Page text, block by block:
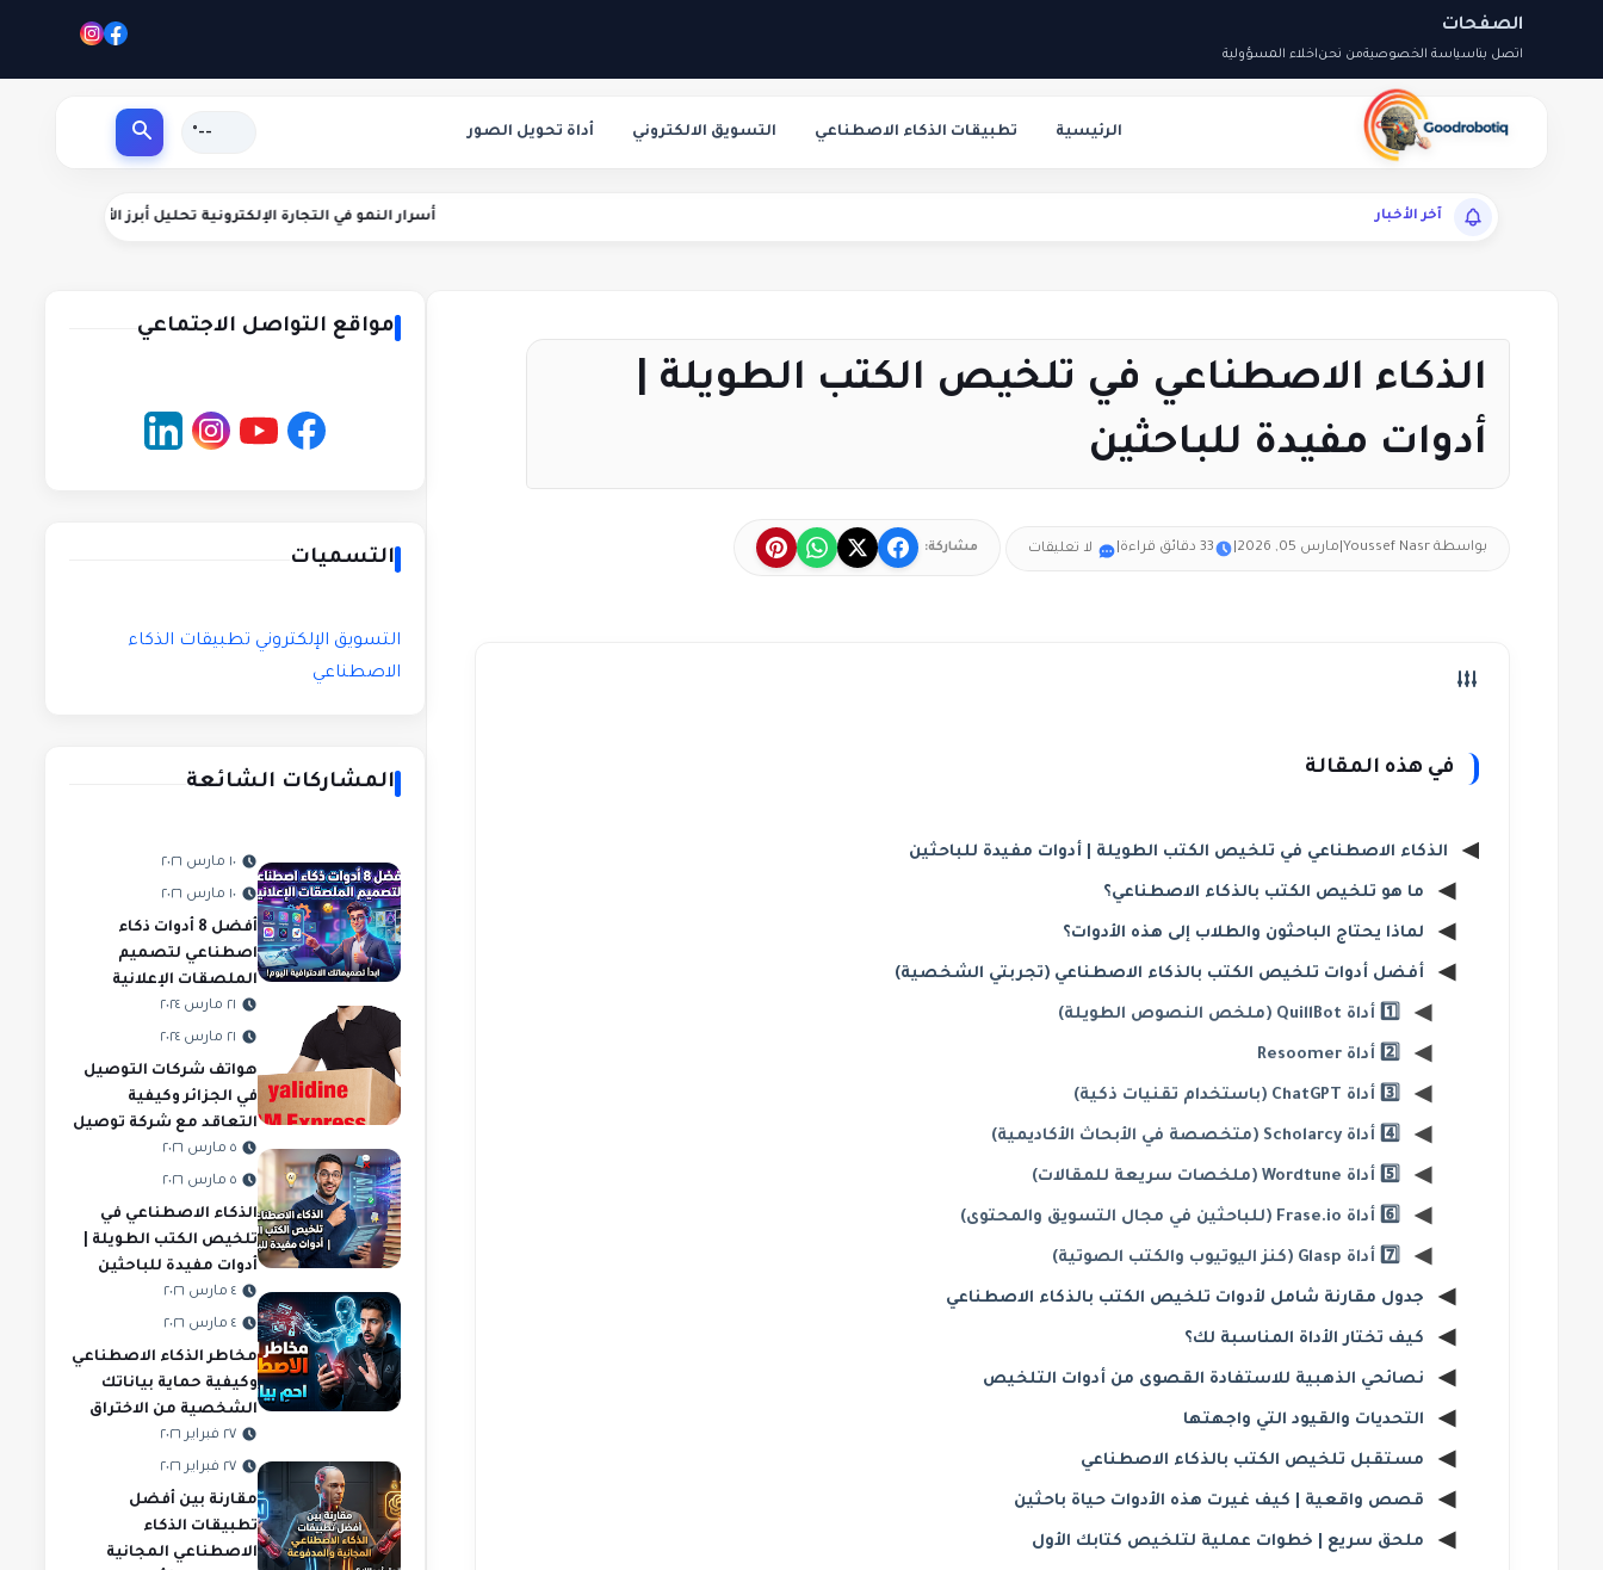
الصفحات
اتصل بناسياسة الخصوصيةمن نحناخلاء المسؤولية
الرئيسية تطبيقات الذكاء الاصطناعي التسويق الالكتروني أداة تحويل الصور --°
آخر الأخبار أسرار النمو في التجارة الإلكترونية تحليل أبرز الأسئلة دليلك الشامل
الذكاء الاصطناعي في تلخيص الكتب الطويلة |
أدوات مفيدة للباحثين
بواسطة Youssef Nasr مارس 05, 2026 33 دقائق قراءة لا تعليقات مشاركة:
في هذه المقالة
الذكاء الاصطناعي في تلخيص الكتب الطويلة | أدوات مفيدة للباحثين
ما هو تلخيص الكتب بالذكاء الاصطناعي؟
لماذا يحتاج الباحثون والطلاب إلى هذه الأدوات؟
أفضل أدوات تلخيص الكتب بالذكاء الاصطناعي (تجربتي الشخصية)
1️⃣ أداة QuillBot (ملخص النصوص الطويلة)
2️⃣ أداة Resoomer
3️⃣ أداة ChatGPT (باستخدام تقنيات ذكية)
4️⃣ أداة Scholarcy (متخصصة في الأبحاث الأكاديمية)
5️⃣ أداة Wordtune (ملخصات سريعة للمقالات)
6️⃣ أداة Frase.io (للباحثين في مجال التسويق والمحتوى)
7️⃣ أداة Glasp (كنز اليوتيوب والكتب الصوتية)
جدول مقارنة شامل لأدوات تلخيص الكتب بالذكاء الاصطناعي
كيف تختار الأداة المناسبة لك؟
نصائحي الذهبية للاستفادة القصوى من أدوات التلخيص
التحديات والقيود التي واجهتها
مستقبل تلخيص الكتب بالذكاء الاصطناعي
قصص واقعية | كيف غيرت هذه الأدوات حياة باحثين
ملحق سريع | خطوات عملية لتلخيص كتابك الأول
مواقع التواصل الاجتماعي
التسميات
التسويق الإلكتروني تطبيقات الذكاء
الاصطناعي
المشاركات الشائعة
١٠ مارس ٢٠٢٦
١٠ مارس ٢٠٢٦
أفضل 8 أدوات ذكاء
اصطناعي لتصميم
الملصقات الإعلانية
٢١ مارس ٢٠٢٤
٢١ مارس ٢٠٢٤
هواتف شركات التوصيل
في الجزائر وكيفية
التعاقد مع شركة توصيل
٥ مارس ٢٠٢٦
٥ مارس ٢٠٢٦
الذكاء الاصطناعي في
تلخيص الكتب الطويلة |
أدوات مفيدة للباحثين
٤ مارس ٢٠٢٦
٤ مارس ٢٠٢٦
مخاطر الذكاء الاصطناعي
وكيفية حماية بياناتك
الشخصية من الاختراق
٢٧ فبراير ٢٠٢٦
٢٧ فبراير ٢٠٢٦
مقارنة بين أفضل
تطبيقات الذكاء
الاصطناعي المجانية